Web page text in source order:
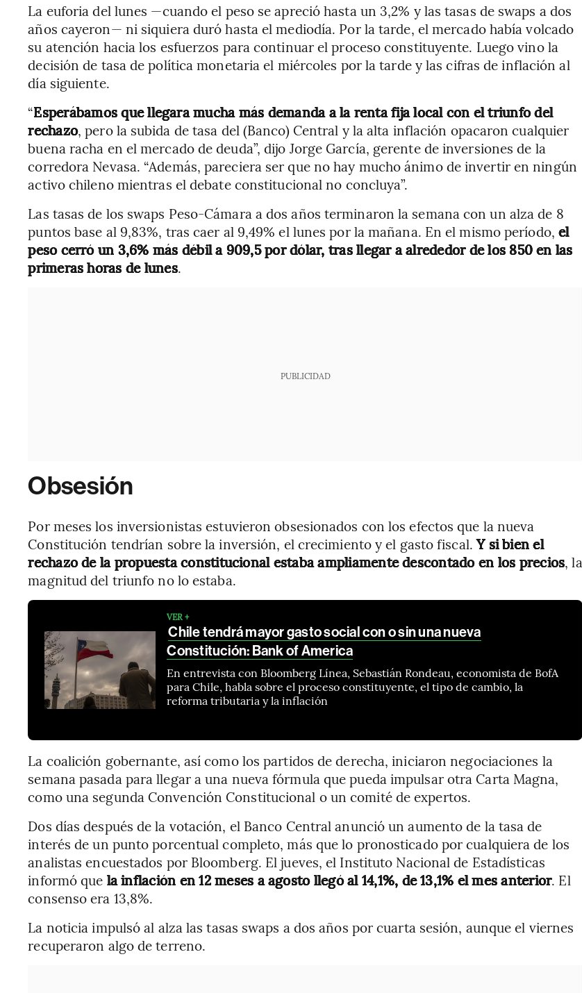
La euforia del lunes —cuando el peso se apreció hasta un 3,2% y las tasas de swaps a dos
años cayeron— ni siquiera duró hasta el mediodía. Por la tarde, el mercado había volcado
su atención hacia los esfuerzos para continuar el proceso constituyente. Luego vino la
decisión de tasa de política monetaria el miércoles por la tarde y las cifras de inflación al
día siguiente.
“Esperábamos que llegara mucha más demanda a la renta fija local con el triunfo del
rechazo, pero la subida de tasa del (Banco) Central y la alta inflación opacaron cualquier
buena racha en el mercado de deuda”, dijo Jorge García, gerente de inversiones de la
corredora Nevasa. “Además, pareciera ser que no hay mucho ánimo de invertir en ningún
activo chileno mientras el debate constitucional no concluya”.
Las tasas de los swaps Peso-Cámara a dos años terminaron la semana con un alza de 8
puntos base al 9,83%, tras caer al 9,49% el lunes por la mañana. En el mismo período, el
peso cerró un 3,6% más débil a 909,5 por dólar, tras llegar a alrededor de los 850 en las
primeras horas de lunes.
PUBLICIDAD
Obsesión
Por meses los inversionistas estuvieron obsesionados con los efectos que la nueva
Constitución tendrían sobre la inversión, el crecimiento y el gasto fiscal.Y si bien el
rechazo de la propuesta constitucional estaba ampliamente descontado en los precios, la
magnitud del triunfo no lo estaba.
VER +
Chile tendrá mayor gasto social con o sin una nueva
Constitución: Bank of America
En entrevista con Bloomberg Línea, Sebastián Rondeau, economista de BofA
para Chile, habla sobre el proceso constituyente, el tipo de cambio, la
reforma tributaria y la inflación
La coalición gobernante, así como los partidos de derecha, iniciaron negociaciones la
semana pasada para llegar a una nueva fórmula que pueda impulsar otra Carta Magna,
como una segunda Convención Constitucional o un comité de expertos.
Dos días después de la votación, el Banco Central anunció un aumento de la tasa de
interés de un punto porcentual completo, más que lo pronosticado por cualquiera de los
analistas encuestados por Bloomberg. El jueves, el Instituto Nacional de Estadísticas
informó que la inflación en 12 meses a agosto llegó al 14,1%, de 13,1% el mes anterior. El
consenso era 13,8%.
La noticia impulsó al alza las tasas swaps a dos años por cuarta sesión, aunque el viernes
recuperaron algo de terreno.